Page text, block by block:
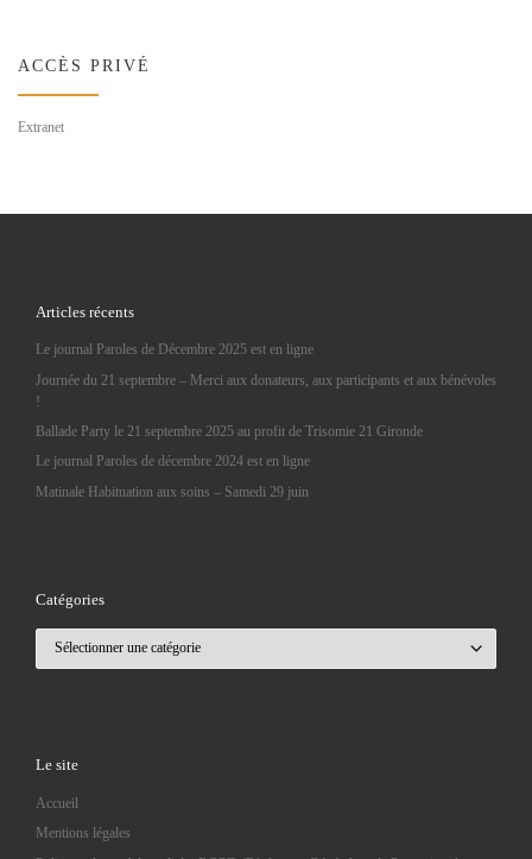
ACCÈS PRIVÉ
Extranet
Articles récents
Le journal Paroles de Décembre 2025 est en ligne
Journée du 21 septembre – Merci aux donateurs, aux participants et aux bénévoles
!
Ballade Party le 21 septembre 2025 au profit de Trisomie 21 Gironde
Le journal Paroles de décembre 2024 est en ligne
Matinale Habituation aux soins – Samedi 29 juin
Catégories
Le site
Accueil
Mentions légales